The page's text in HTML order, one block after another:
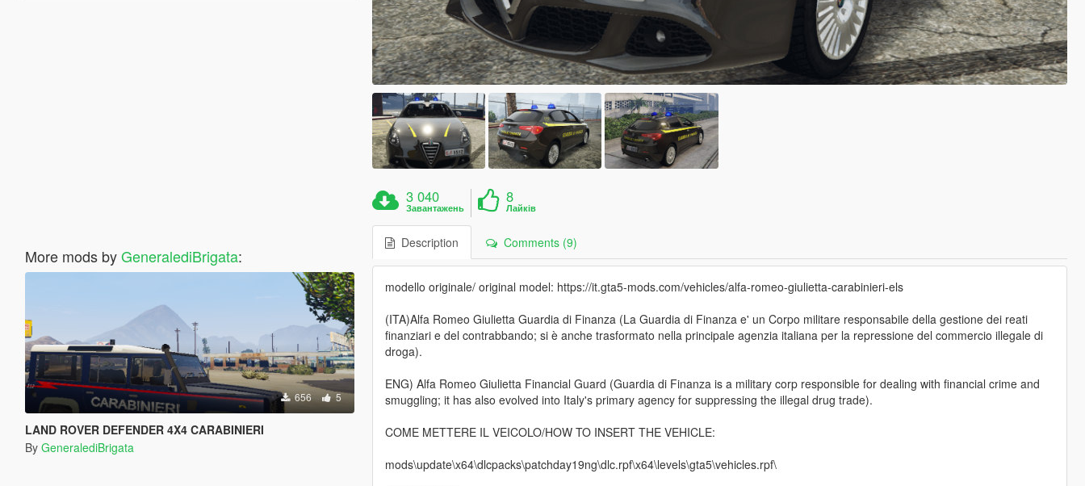
More mods byGeneralediBrigata:
656 5
LAND ROVER DEFENDER 4X4 CARABINIERI
By GeneralediBrigata
3 040
Завантажень
8
Лайків
Description Comments (9)
modello originale/ original model: https://it.gta5-mods.com/vehicles/alfa-romeo-giulietta-carabinieri-els
(ITA)Alfa Romeo Giulietta Guardia di Finanza (La Guardia di Finanza e' un Corpo militare responsabile della gestione dei reati
finanziari e del contrabbando; si è anche trasformato nella principale agenzia italiana per la repressione del commercio illegale di
droga).
ENG) Alfa Romeo Giulietta Financial Guard (Guardia di Finanza is a military corp responsible for dealing with financial crime and
smuggling; it has also evolved into Italy's primary agency for suppressing the illegal drug trade).
COME METTERE IL VEICOLO/HOW TO INSERT THE VEHICLE:
mods\update\x64\dlcpacks\patchday19ng\dlc.rpf\x64\levels\gta5\vehicles.rpf\